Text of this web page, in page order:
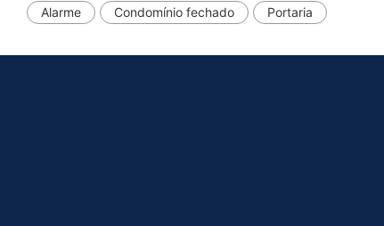
Alarme Condomínio fechado Portaria